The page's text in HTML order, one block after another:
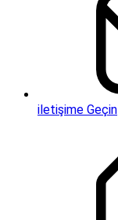
iletişime Geçin